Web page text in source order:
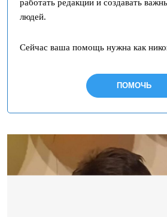
работать редакции и создавать
людей.
Сейчас ваша помощь нужна как
ПОМОЧЬ